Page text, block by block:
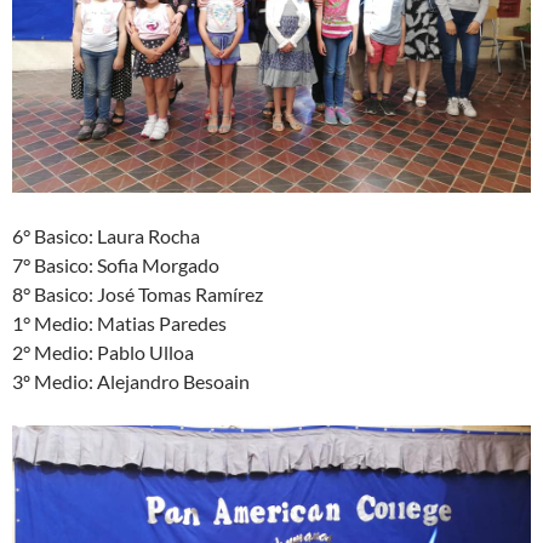
6° Basico: Laura Rocha
7° Basico: Sofia Morgado
8° Basico: José Tomas Ramírez
1° Medio: Matias Paredes
2° Medio: Pablo Ulloa
3º Medio: Alejandro Besoain